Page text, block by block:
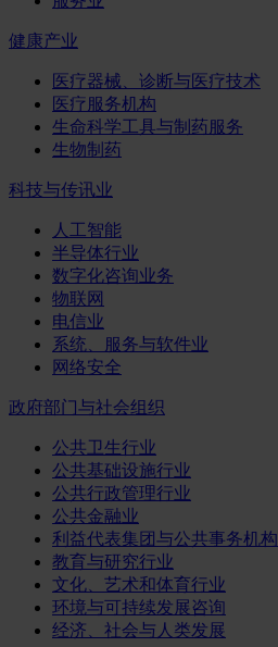
健康产业
医疗器械、诊断与医疗技术
医疗服务机构
生命科学工具与制药服务
生物制药
科技与传讯业
人工智能
半导体行业
数字化咨询业务
物联网
电信业
系统、服务与软件业
网络安全
政府部门与社会组织
公共卫生行业
公共基础设施行业
公共行政管理行业
公共金融业
利益代表集团与公共事务机构
教育与研究行业
文化、艺术和体育行业
环境与可持续发展咨询
经济、社会与人类发展